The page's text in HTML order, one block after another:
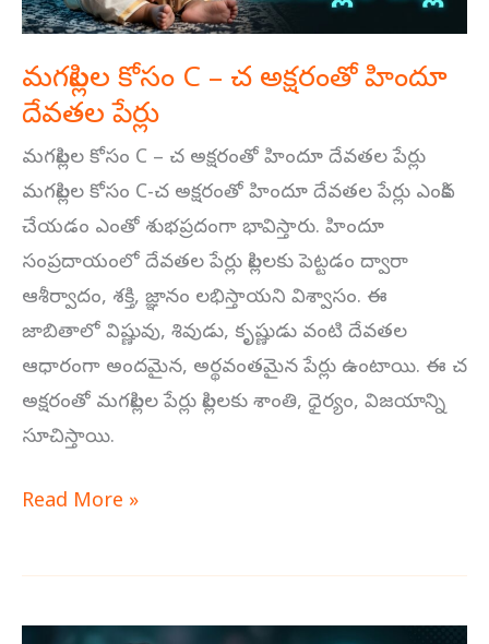
మగపిల్లల కోసం C – చ అక్షరంతో హిందూ
దేవతల పేర్లు
మగపిల్లల కోసం C – చ అక్షరంతో హిందూ దేవతల పేర్లు
మగపిల్లల కోసం C-చ అక్షరంతో హిందూ దేవతల పేర్లు ఎంపిక
చేయడం ఎంతో శుభప్రదంగా భావిస్తారు. హిందూ
సంప్రదాయంలో దేవతల పేర్లు పిల్లలకు పెట్టడం ద్వారా
ఆశీర్వాదం, శక్తి, జ్ఞానం లభిస్తాయని విశ్వాసం. ఈ
జాబితాలో విష్ణువు, శివుడు, కృష్ణుడు వంటి దేవతల
ఆధారంగా అందమైన, అర్థవంతమైన పేర్లు ఉంటాయి. ఈ చ
అక్షరంతో మగపిల్లల పేర్లు పిల్లలకు శాంతి, ధైర్యం, విజయాన్ని
సూచిస్తాయి.
హిందూ
పేర్లు
Read More »